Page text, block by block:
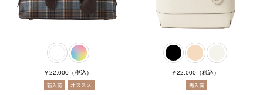
￥22,000 （税込） ￥22,000（税込）